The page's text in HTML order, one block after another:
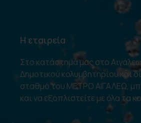
Η εταιρεία
Στο κατάστημά μας στο
Δημοτικού κολυμβητηρίου και
σταθμό του ΜΕΤΡΟ ΑΙΓΑΛΕΩ,
και να εξοπλιστείτε με όλα τα